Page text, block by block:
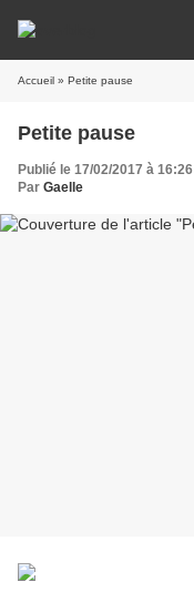
Accueil » Petite pause
Petite pause
Publié le 17/02/2017 à 16:26
Par Gaelle